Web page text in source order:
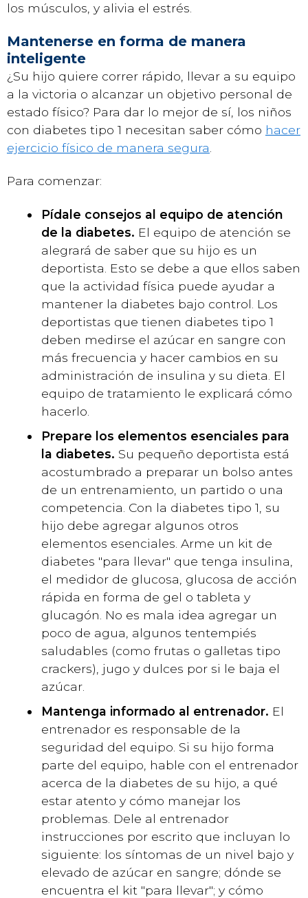
los músculos, y alivia el estrés.
Mantenerse en forma de manera
inteligente
¿Su hijo quiere correr rápido, llevar a su equipo
a la victoria o alcanzar un objetivo personal de
estado físico? Para dar lo mejor de sí, los niños
con diabetes tipo 1 necesitan saber cómo hacer
ejercicio físico de manera segura
Para comenzar:
Pídale consejos al equipo de atención
de la diabetes. El equipo de atención se
alegrará de saber que su hijo es un
deportista. Esto se debe a que ellos saben
que la actividad física puede ayudar a
mantener la diabetes bajo control. Los
deportistas que tienen diabetes tipo 1
deben medirse el azúcar en sangre con
más frecuencia y hacer cambios en su
administración de insulina y su dieta. El
equipo de tratamiento le explicará cómo
hacerlo.
Prepare los elementos esenciales para
la diabetes. Su pequeño deportista está
acostumbrado a preparar un bolso antes
de un entrenamiento, un partido o una
competencia. Con la diabetes tipo 1, su
hijo debe agregar algunos otros
elementos esenciales. Arme un kit de
diabetes "para llevar" que tenga insulina,
el medidor de glucosa, glucosa de acción
rápida en forma de gel o tableta y
glucagón. No es mala idea agregar un
poco de agua, algunos tentempiés
saludables (como frutas o galletas tipo
crackers), jugo y dulces por si le baja el
azúcar.
Mantenga informado al entrenador. El
entrenador es responsable de la
seguridad del equipo. Si su hijo forma
parte del equipo, hable con el entrenador
acerca de la diabetes de su hijo, a qué
estar atento y cómo manejar los
problemas. Dele al entrenador
instrucciones por escrito que incluyan lo
siguiente: los síntomas de un nivel bajo y
elevado de azúcar en sangre; dónde se
encuentra el kit "para llevar"; y cómo